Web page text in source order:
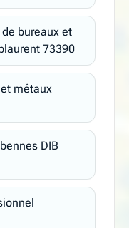
bureaux et
73390
métaux
DIB